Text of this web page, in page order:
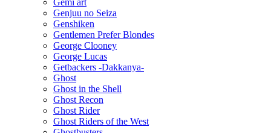
Gemi art
Genjuu no Seiza
Genshiken
Gentlemen Prefer Blondes
George Clooney
George Lucas
Getbackers -Dakkanya-
Ghost
Ghost in the Shell
Ghost Recon
Ghost Rider
Ghost Riders of the West